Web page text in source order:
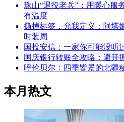
珠山“退役老兵”：用暖心服
有温度
撕掉标签，允我定义：阿塔
时装周
国投安信：一家你可能没听
国庆银行转账全攻略：避开
呼伦贝尔：四季皆景的北疆
本月热文